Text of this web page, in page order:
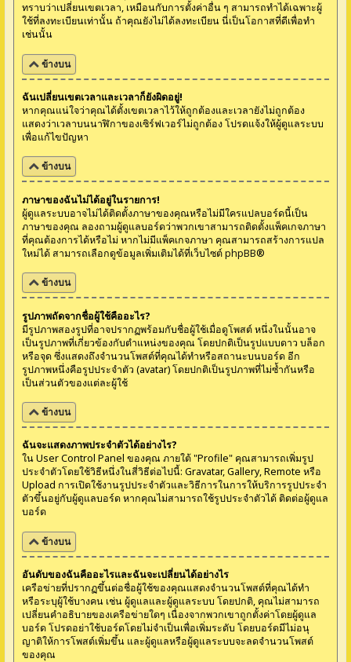
ทราบว่าเปลี่ยนเขตเวลา, เหมือนกับการตั้งค่าอื่น ๆ สามารถทำได้เฉพาะผู้
ใช้ที่ลงทะเบียนเท่านั้น ถ้าคุณยังไม่ได้ลงทะเบียน นี่เป็นโอกาสที่ดีเพื่อทำ
เช่นนั้น
ข้างบน
ฉันเปลี่ยนเขตเวลาและเวลาก็ยังผิดอยู่!
หากคุณแน่ใจว่าคุณได้ตั้งเขตเวลาไว้ให้ถูกต้องและเวลายังไม่ถูกต้อง
แสดงว่าเวลาบนนาฬิกาของเซิร์ฟเวอร์ไม่ถูกต้อง โปรดแจ้งให้ผู้ดูแลระบบ
เพื่อแก้ไขปัญหา
ข้างบน
ภาษาของฉันไม่ได้อยู่ในรายการ!
ผู้ดูแลระบบอาจไม่ได้ติดตั้งภาษาของคุณหรือไม่มีใครแปลบอร์ดนี้เป็น
ภาษาของคุณ ลองถามผู้ดูแลบอร์ดว่าพวกเขาสามารถติดตั้งแพ็คเกจภาษา
ที่คุณต้องการได้หรือไม่ หากไม่มีแพ็คเกจภาษา คุณสามารถสร้างการแปล
ใหม่ได้ สามารถเลือกดูข้อมูลเพิ่มเติมได้ที่เว็บไซต์phpBB®
ข้างบน
รูปภาพถัดจากชื่อผู้ใช้คืออะไร?
มีรูปภาพสองรูปที่อาจปรากฏพร้อมกับชื่อผู้ใช้เมื่อดูโพสต์ หนึ่งในนั้นอาจ
เป็นรูปภาพที่เกี่ยวข้องกับตำแหน่งของคุณ โดยปกติเป็นรูปแบบดาว บล็อก
หรือจุด ซึ่งแสดงถึงจำนวนโพสต์ที่คุณได้ทำหรือสถานะบนบอร์ด อีก
รูปภาพหนึ่งคือรูปประจำตัว (avatar) โดยปกติเป็นรูปภาพที่ไม่ซ้ำกันหรือ
เป็นส่วนตัวของแต่ละผู้ใช้
ข้างบน
ฉันจะแสดงภาพประจำตัวได้อย่างไร?
ใน User Control Panel ของคุณ ภายใต้ "Profile" คุณสามารถเพิ่มรูป
ประจำตัวโดยใช้วิธีหนึ่งในสี่วิธีต่อไปนี้: Gravatar, Gallery, Remote หรือ
Upload การเปิดใช้งานรูปประจำตัวและวิธีการในการให้บริการรูปประจำ
ตัวขึ้นอยู่กับผู้ดูแลบอร์ด หากคุณไม่สามารถใช้รูปประจำตัวได้ ติดต่อผู้ดูแล
บอร์ด
ข้างบน
อันดับของฉันคืออะไรและฉันจะเปลี่ยนได้อย่างไร
เครือข่ายที่ปรากฏขึ้นต่อชื่อผู้ใช้ของคุณแสดงจำนวนโพสต์ที่คุณได้ทำ
หรือระบุผู้ใช้บางคน เช่น ผู้ดูแลและผู้ดูแลระบบ โดยปกติ, คุณไม่สามารถ
เปลี่ยนคำอธิบายของเครือข่ายใดๆ เนื่องจากพวกเขาถูกตั้งค่าโดยผู้ดูแล
บอร์ด โปรดอย่าใช้บอร์ดโดยไม่จำเป็นเพื่อเพิ่มระดับ โดยบอร์ดมีไม่อนุ
ญาติให้การโพสต์เพิ่มขึ้น และผู้ดูแลหรือผู้ดูแลระบบจะลดจำนวนโพสต์
ของคุณ